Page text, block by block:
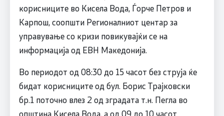
корисниците во Кисела Вода, Ѓорче Петров и
Карпош, соопшти Регионалниот центар за
управување со кризи повикувајќи се на
информација од ЕВН Македонија.
Во периодот од 08:30 до 15 часот без струја ќе
бидат корисниците од бул. Борис Трајковски
бр.1 поточно влез 2 од зградата т.н. Пегла во
општина Кисела Вода, а од 09 до 10 часот